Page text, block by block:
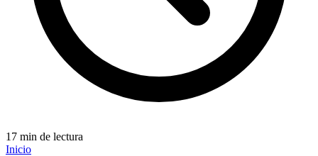
17 min de lectura
Inicio